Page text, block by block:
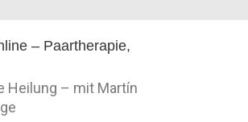
Heilung – mit Martín